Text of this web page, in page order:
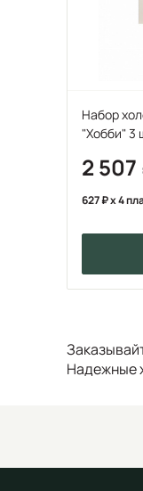
Набор
2 507
627 x 4
Надежные